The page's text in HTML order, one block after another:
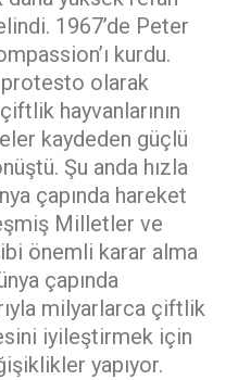
1967’de Peter
kurdu.
olarak
hayvanlarının
kaydeden güçlü
Şu anda hızla
çapında hareket
Milletler ve
önemli karar alma
çapında
milyarlarca çiftlik
iyileştirmek için
yapıyor.